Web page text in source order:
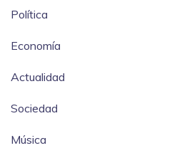
Política
Economía
Actualidad
Sociedad
Música